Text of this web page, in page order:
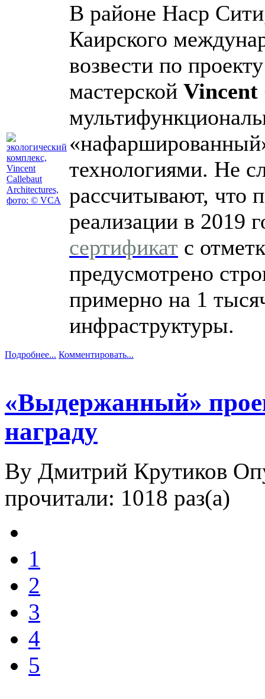
В районе Наср
Каирского
возвести по
мастерской Vincent
технологиями. Не
рассчитывают, что
реализации в 2019
сертификат с
предусмотрено
примерно на 1
инфраструктуры.
Подробнее... Комментировать...
«Выдержанный»
награду
By Дмитрий Крутиков
прочитали: 1018 раз(а)
1
2
3
4
5